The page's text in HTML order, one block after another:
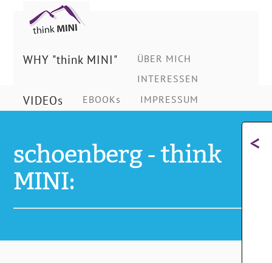
Ing.
Schönberg
Christian
WHY "think MINI"
ÜBER MICH
INTERESSEN
VIDEOs EBOOKs IMPRESSUM
schoenberg - think
MINI:
<